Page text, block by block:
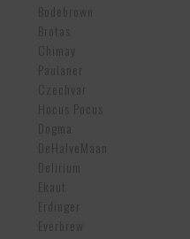
Bodebrown
Brotas
Chimay
Paulaner
Czechvar
Hocus Pocus
Dogma
DeHalveMaan
Delirium
Ekaut
Erdinger
Everbrew